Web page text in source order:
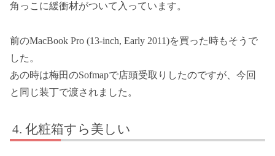
角っこに緩衝材がついて入っています。
前のMacBook Pro (13-inch, Early 2011)を買った時もそうで
した。
あの時は梅田のSofmapで店頭受取りしたのですが、今回
と同じ装丁で渡されました。
化粧箱すら美しい